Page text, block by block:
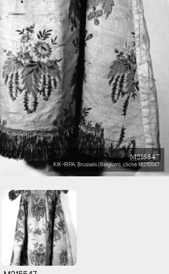
M215547
KIK-IRPA, Brussels (Belgium), cliché M215547